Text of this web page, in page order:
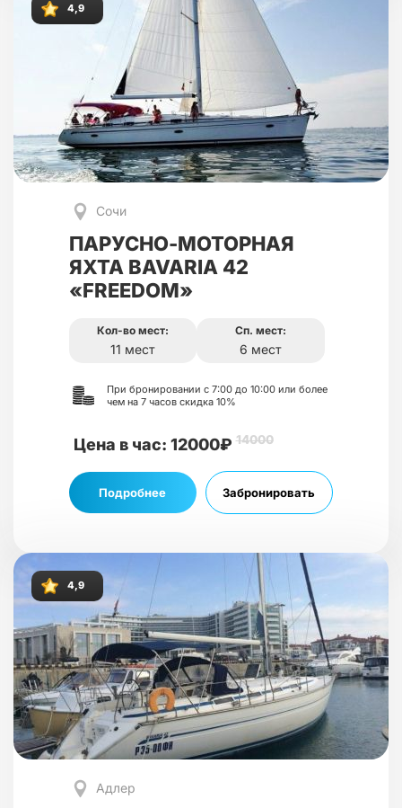
4,9
Сочи
ПАРУСНО-МОТОРНАЯ
ЯХТА BAVARIA 42
«FREEDOM»
Кол-во мест:
11 мест
Сп. мест:
6 мест
При бронировании с 7:00 до 10:00 или более
чем на 7 часов скидка 10%
Цена в час: 12000₽ 14000
Подробнее Забронировать
4,9
Адлер